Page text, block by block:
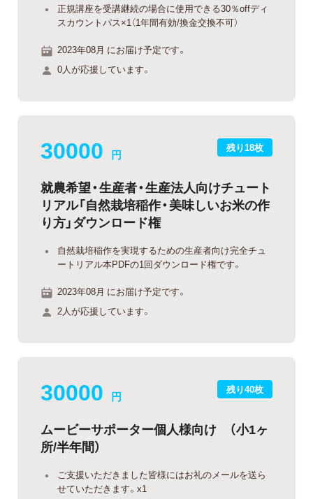
正規講座を受講継続の場合に使用できる30％offディ
スカウントパス×1（1年間有効/換金交換不可）
2023年08月 にお届け予定です。
0人が応援しています。
残り18枚
30000 円
就農希望・生産者・生産法人向けチュート
リアル「自然栽培稲作・美味しいお米の作
り方」ダウンロード権
自然栽培稲作を実現するための生産者向け完全チュ
ートリアル本PDFの1回ダウンロード権です。
2023年08月 にお届け予定です。
2人が応援しています。
残り40枚
30000 円
ムービーサポーター個人様向け （小1ヶ
所/半年間）
ご支援いただきました皆様にはお礼のメールを送ら
せていただきます。x1